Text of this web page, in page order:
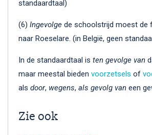
standaardtaal)
(6) Ingevolge de schoolstrijd moest de
naar Roeselare. (in België, geen
In de standaardtaal is ten gevolge van
maar meestal bieden voorzetsels of
als door, wegens, als gevolg van een
Zie ook